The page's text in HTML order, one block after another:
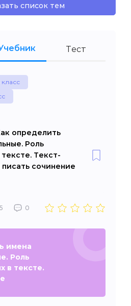
список тем
Тест
класс
определить
Роль
Текст-
сочинение
0
имена
Роль
в тексте.